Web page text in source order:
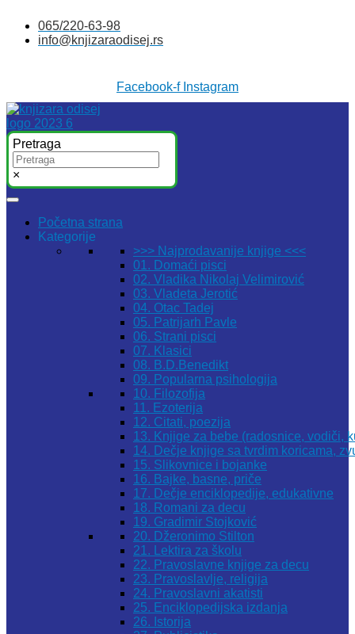
sadržaj
065/220-63-98
info@knjizaraodisej.rs
Facebook-f Instagram
Pretraga
×
Početna strana
Kategorije
>>> Najprodavanije knjige <<<
01. Domaći pisci
02. Vladika Nikolaj Velimirović
03. Vladeta Jerotić
04. Otac Tadej
05. Patrijarh Pavle
06. Strani pisci
07. Klasici
08. B.D.Benedikt
09. Popularna psihologija
10. Filozofija
11. Ezoterija
12. Citati, poezija
13. Knjige za bebe (radosnice, vodiči,
14. Dečje knjige sa tvrdim koricama,
15. Slikovnice i bojanke
16. Bajke, basne, priče
17. Dečje enciklopedije, edukativne
18. Romani za decu
19. Gradimir Stojković
20. Džeronimo Stilton
21. Lektira za školu
22. Pravoslavne knjige za decu
23. Pravoslavlje, religija
24. Pravoslavni akatisti
25. Enciklopedijska izdanja
26. Istorija